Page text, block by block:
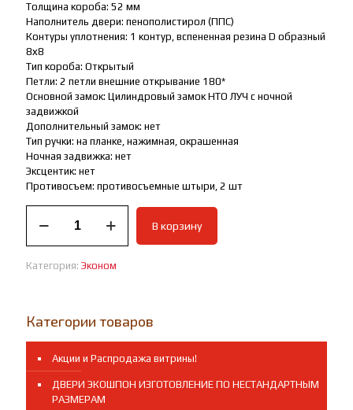
Толщина короба: 52 мм
Наполнитель двери: пенополистирол (ППС)
Контуры уплотнения: 1 контур, вспененная резина D образный
8х8
Тип короба: Открытый
Петли: 2 петли внешние открывание 180*
Основной замок: Цилиндровый замок НТО ЛУЧ с ночной
задвижкой
Дополнительный замок: нет
Тип ручки: на планке, нажимная, окрашенная
Ночная задвижка: нет
Эксцентик: нет
Противосъем: противосъемные штыри, 2 шт
товара
ЭКОНОМ
МЕТАЛЛ)
В корзину
Категория: Эконом
Категории товаров
Акции и Распродажа витрины!
ДВЕРИ ЭКОШПОН ИЗГОТОВЛЕНИЕ ПО НЕСТАНДАРТНЫМ
РАЗМЕРАМ